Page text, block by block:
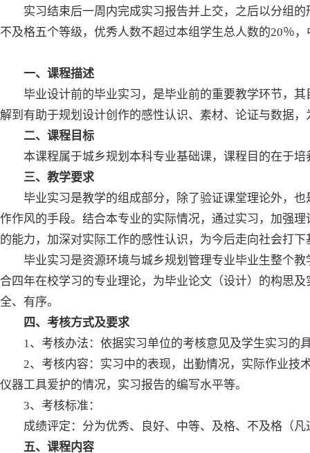
实习结束后一周内完成实习报告并上交，之后以分组
不及格五个等级，优秀人数不超过本组学生总人数的20％
一、课程描述
毕业设计前的毕业实习，是毕业前的重要教学环节，
解到有助于规划设计创作的感性认识、素材、论证与数据
二、课程目标
本课程属于城乡规划本科专业基础课，课程目的在于
三、教学要求
毕业实习是教学的组成部分，除了验证课堂理论外，
作作风的手段。结合本专业的实际情况，通过实习，加强
的能力，加深对实际工作的感性认识，为今后走向社会打下
毕业实习是资源环境与城乡规划管理专业毕业生整个
合四年在校学习的专业理论，为毕业论文（设计）的构思
全、有序。
四、考核方式及要求
1、考核办法：依据实习单位的考核意见及学生实习的
2、考核内容：实习中的表现，出勤情况，实际作业技
仪器工具爱护的情况，实习报告的编写水平等。
3、考核标准：
成绩评定：分为优秀、良好、中等、及格、不及格（
五、课程内容